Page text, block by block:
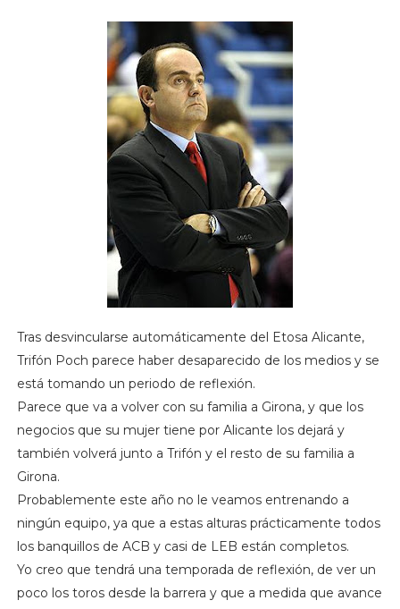
Tras desvincularse automáticamente del Etosa Alicante,
Trifón Poch parece haber desaparecido de los medios y se
está tomando un periodo de reflexión.
Parece que va a volver con su familia a Girona, y que los
negocios que su mujer tiene por Alicante los dejará y
también volverá junto a Trifón y el resto de su familia a
Girona.
Probablemente este año no le veamos entrenando a
ningún equipo, ya que a estas alturas prácticamente todos
los banquillos de ACB y casi de LEB están completos.
Yo creo que tendrá una temporada de reflexión, de ver un
poco los toros desde la barrera y que a medida que avance